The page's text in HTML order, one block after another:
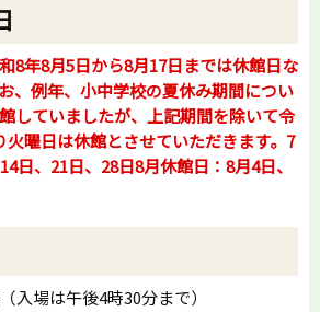
8年8月5日から8月17日までは休館日な
、例年、小中学校の夏休み期間につい
していましたが、上記期間を除いて令
曜日は休館とさせていただきます。7
日、21日、28日8月休館日：8月4日、
入場は午後4時30分まで）